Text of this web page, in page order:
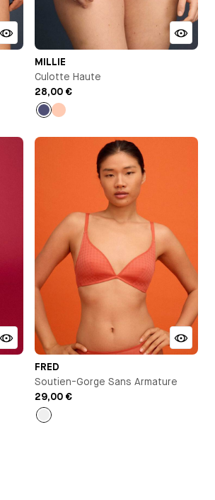
MILLIE
Culotte Haute
28,00 €
Bleu
FRED
Soutien-Gorge Sans Armature
29,00 €